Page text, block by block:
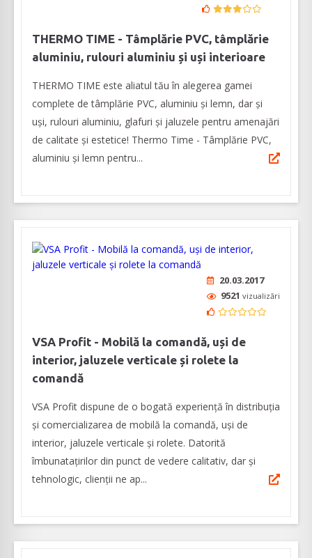
THERMO TIME - Tâmplărie PVC, tâmplărie
aluminiu, rulouri aluminiu și uși interioare
THERMO TIME este aliatul tău în alegerea gamei
complete de tâmplărie PVC, aluminiu și lemn, dar și
uși, rulouri aluminiu, glafuri și jaluzele pentru amenajări
de calitate și estetice! Thermo Time - Tâmplărie PVC,
aluminiu și lemn pentru...
20.03.2017
9521 vizualizări
VSA Profit - Mobilă la comandă, uși de
interior, jaluzele verticale și rolete la
comandă
VSA Profit dispune de o bogată experiență în distribuția
și comercializarea de mobilă la comandă, uși de
interior, jaluzele verticale și rolete. Datorită
îmbunatațirilor din punct de vedere calitativ, dar și
tehnologic, clienții ne ap...